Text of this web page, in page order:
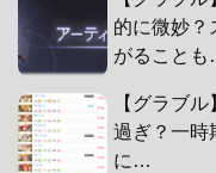
的に微妙？
がること
【グラブ
過ぎ？一時
に…